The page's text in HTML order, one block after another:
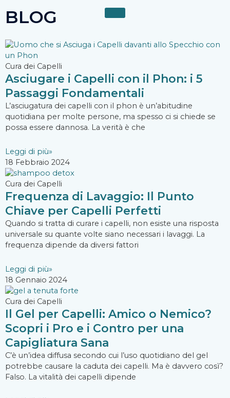
contenuto
BLOG
Cura dei Capelli
Asciugare i Capelli con il Phon: i 5
Passaggi Fondamentali
L’asciugatura dei capelli con il phon è un’abitudine
quotidiana per molte persone, ma spesso ci si chiede se
possa essere dannosa. La verità è che
Leggi di più»
18 Febbraio 2024
Cura dei Capelli
Frequenza di Lavaggio: Il Punto
Chiave per Capelli Perfetti
Quando si tratta di curare i capelli, non esiste una risposta
universale su quante volte siano necessari i lavaggi. La
frequenza dipende da diversi fattori
Leggi di più»
18 Gennaio 2024
Cura dei Capelli
Il Gel per Capelli: Amico o Nemico?
Scopri i Pro e i Contro per una
Capigliatura Sana
C’è un’idea diffusa secondo cui l’uso quotidiano del gel
potrebbe causare la caduta dei capelli. Ma è davvero così?
Falso. La vitalità dei capelli dipende